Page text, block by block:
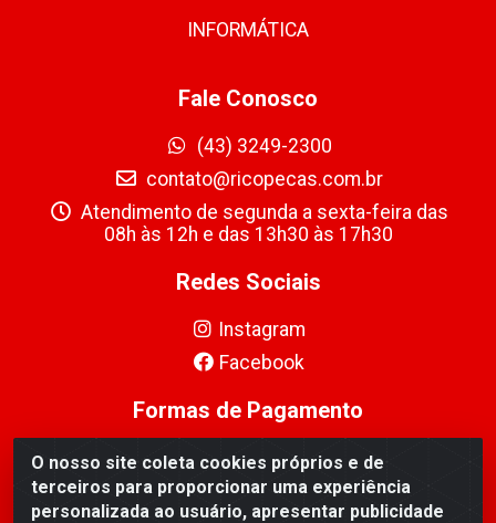
O nosso site coleta cookies próprios e de
terceiros para proporcionar uma experiência
personalizada ao usuário, apresentar publicidade
INFORMÁTICA
Fale Conosco
(43) 3249-2300
contato@ricopecas.com.br
Atendimento de segunda a sexta-feira das
08h às 12h e das 13h30 às 17h30
Redes Sociais
Instagram
Facebook
Formas de Pagamento